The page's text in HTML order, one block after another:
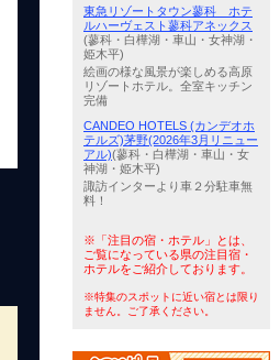
東急リゾートタウン蓼科 ホテ
ルハーヴェスト蓼科アネックス
(蓼科・白樺湖・車山・女神湖・
姫木平)
絵画の様な風景が楽しめる高原
リゾートホテル。全室キッチン
完備
CANDEO HOTELS (カンデオホ
テルズ)茅野(2026年3月リニュー
アル)(蓼科・白樺湖・車山・女
神湖・姫木平)
諏訪インターより車２分駐車無
料！
※「注目の宿・ホテル」とは、
ご覧になっている県の注目宿・
ホテルをご紹介しております。
※特集のスポットに近い宿とは限り
ません。ご了承ください。